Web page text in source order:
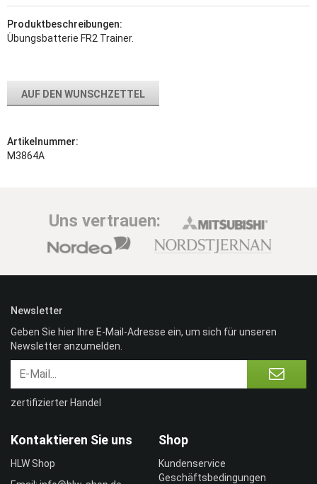
Produktbeschreibungen:
Übungsbatterie FR2 Trainer.
AUF DEN WUNSCHZETTEL
Artikelnummer:
M3864A
Uns vertrauen:
Kontaktieren Sie uns
HLW Shop
Shop
Kundenservice
Geschäftsbedingungen
Newsletter
Geben Sie hier Ihre E-Mail-Adresse ein, um sich für unseren
Newsletter anzumelden.
zertifizierter Handel